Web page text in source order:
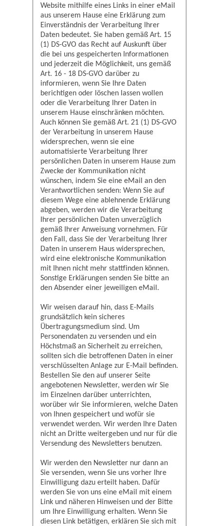
Website mithilfe eines Links in einer eMail
aus unserem Hause eine Erklärung zum
Einverständnis der Verarbeitung Ihrer
Daten bedeutet. Sie haben gemäß Art. 15
(1) DS-GVO das Recht auf Auskunft über
die bei uns gespeicherten Informationen
und jederzeit die Möglichkeit, uns gemäß
Art. 16 - 18 DS-GVO darüber zu
informieren, wenn Sie Ihre Daten
berichtigen oder löschen lassen wollen
oder die Verarbeitung Ihrer Daten in
unserem Hause einschränken möchten.
Auch können Sie gemäß Art. 21 (1) DS-GVO
der Verarbeitung in unserem Hause
widersprechen, wenn sie eine
automatisierte Verarbeitung Ihrer
persönlichen Daten in unserem Hause zum
Zwecke der Kommunikation nicht
wünschen, indem Sie eine eMail an den
Verantwortlichen senden: Wenn Sie auf
diesem Wege eine ablehnende Erklärung
abgeben, werden wir die Verarbeitung
Ihrer persönlichen Daten unverzüglich
gemäß Ihrer Anweisung vornehmen. Für
den Fall, dass Sie der Verarbeitung Ihrer
Daten in unserem Haus widersprechen,
wird eine elektronische Kommunikation
mit Ihnen nicht mehr stattfinden können.
Sonstige Erklärungen senden Sie bitte an
den Absender einer jeweiligen eMail.
Wir weisen darauf hin, dass E-Mails
grundsätzlich kein sicheres
Übertragungsmedium sind. Um
Personendaten zu versenden und ein
Höchstmaß an Sicherheit zu erreichen,
sollten sich die betroffenen Daten in einer
verschlüsselten Anlage zur E-Mail befinden.
Bestellen Sie den auf unserer Seite
angebotenen Newsletter, werden wir Sie
im Einzelnen darüber unterrichten,
worüber wir Sie informieren, welche Daten
von Ihnen gespeichert und wofür sie
verwendet werden. Wir werden Ihre Daten
nicht an Dritte weitergeben und nur für die
Versendung des Newsletters benutzen.
Wir werden den Newsletter nur dann an
Sie versenden, wenn Sie uns vorher Ihre
Einwilligung dazu erteilt haben. Dafür
werden Sie von uns eine eMail mit einem
Link und näheren Hinweisen und der Bitte
um Ihre Einwilligung erhalten. Wenn Sie
diesen Link betätigen, erklären Sie sich mit